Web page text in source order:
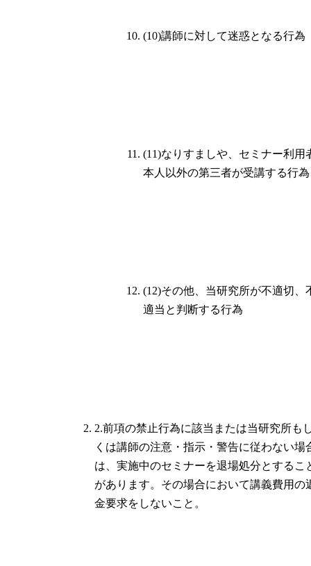
(10)講師に対して迷惑となる行為
(11)なりすましや、セミナー利用
本人以外の第三者が受講する行為
(12)その他、当研究所が不適切、
適当と判断する行為
2.前項の禁止行為に該当または当研究所も
くは講師の注意・指示・警告に従わない場
は、実施中のセミナーを退場処分とするこ
があります。その場合において講義費用の
金要求をしないこと。